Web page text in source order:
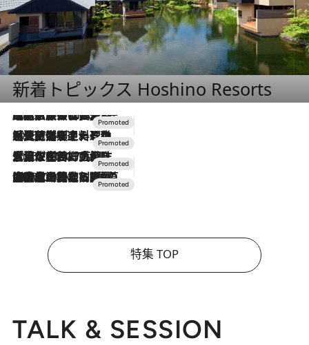
新着トピックス Hoshino Resorts
2026.7.31
【ホテル帰省】という選択肢をOMOが提案。家族とほどよい距離を保つには「昼は実家、夜は気兼ねなくホテルで！」
2026.7.24
【夏限定ディナーコース】旬を迎える稚鮎や花ズッキーニなどをイタリア・トスカーナの郷土料理の手法で満喫！
2026.7.17
「土佐和ハーブかき氷」がOMO7高知に登場！生姜、山椒、大葉など目にも舌にも涼を呼ぶ郷土の味
2026.7.10
NEW OPEN！【界 草津】名湯の地に誕生。趣の異なる2種の温泉と上州ならではの会席・蕎麦割烹など美食を味わう究極の癒やし旅
特集 TOP
TALK & SESSION